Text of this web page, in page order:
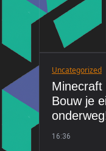
Uncategorized
Minecraft
Bouw je
16:36